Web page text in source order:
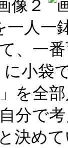
一人一
、一
に小袋
を全
分で
決め